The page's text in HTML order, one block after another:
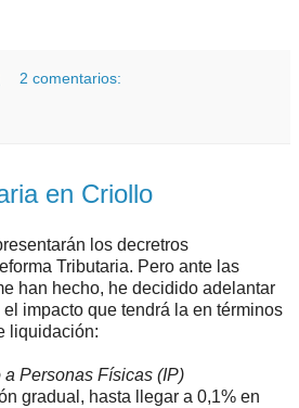
2 comentarios:
en Criollo
los decretros
Tributaria. Pero ante las
han hecho, he decidido adelantar
impacto que tendrá la en términos
liquidación:
Personas Físicas (IP)
gradual, hasta llegar a 0,1% en